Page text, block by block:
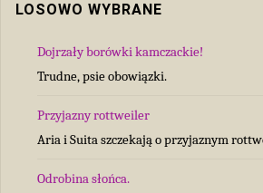
LOSOWO WYBRANE
Dojrzały borówki kamczackie!
Trudne, psie obowiązki.
Przyjazny rottweiler
Aria i Suita szczekają o przyjaznym
Odrobina słońca.